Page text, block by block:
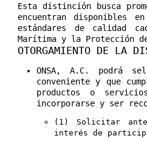
Esta distinción busca
encuentran disponibles
estándares de calidad
Marítima y la Protección
OTORGAMIENTO DE LA
ONSA, A.C. podrá
conveniente y que
productos o
incorporarse y ser
(1) Solicitar
interés de participar